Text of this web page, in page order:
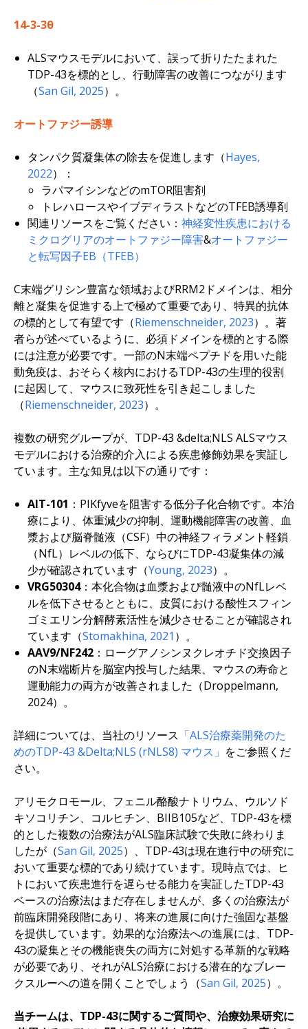
14-3-3θ
ALSマウスモデルにおいて、誤って折りたたまれた
TDP-43を標的とし、行動障害の改善につながります
（San Gil, 2025）。
オートファジー誘導
タンパク質凝集体の除去を促進します（Hayes,
2022）：
ラパマイシンなどのmTOR阻害剤
トレハロースやイブディラストなどのTFEB誘導剤
関連リソースをご覧ください： 神経変性疾患における
ミクログリアのオートファジー障害&オートファジー
と転写因子EB（TFEB）
C末端グリシン豊富な領域およびRRM2ドメインは、相分
離と凝集を促進する上で極めて重要であり、特異的抗体
の標的として有望です（Riemenschneider, 2023）。著
者らが述べているように、必須ドメインを標的とする際
には注意が必要です。一部のN末端ペプチドを用いた能
動免疫は、おそらく核内におけるTDP-43の生理的役割
に起因して、マウスに致死性を引き起こしました
（Riemenschneider, 2023）。
複数の研究グループが、TDP-43 &delta;NLS ALSマウス
モデルにおける治療的介入による疾患修飾効果を実証し
ています。主な知見は以下の通りです：
AIT-101 ：PIKfyveを阻害する低分子化合物です。本治
療により、体重減少の抑制、運動機能障害の改善、血
漿および脳脊髄液（CSF）中の神経フィラメント軽鎖
（NfL）レベルの低下、ならびにTDP-43凝集体の減
少が確認されています（Young, 2023）。
VRG50304：本化合物は血漿および髄液中のNfLレベ
ルを低下させるとともに、皮質における酸性スフィン
ゴミエリン分解酵素活性を減少させることが確認され
ています（Stomakhina, 2021 ）。
AAV9/NF242 ：ローグアノシンヌクレオチド交換因子
のN末端断片を脳室内投与した結果、マウスの寿命と
運動能力の両方が改善されました（Droppelmann,
2024）。
詳細については、当社のリソース 「ALS治療薬開発のた
めのTDP-43 &Delta;NLS (rNLS8) マウス」 をご参照くだ
さい。
アリモクロモール、フェニル酪酸ナトリウム、ウルソド
キソコリチン、コルヒチン、BIIB105など、TDP-43を標
的とした複数の治療法がALS臨床試験で失敗に終わりま
したが（San Gil, 2025）、TDP-43は現在進行中の研究に
おいて重要な標的であり続けています。現時点では、ヒ
トにおいて疾患進行を遅らせる能力を実証したTDP-43
ベースの治療法はまだ存在しませんが、多くの治療法が
前臨床開発段階にあり、将来の進展に向けた強固な基盤
を提供しています。効果的な治療法への進展には、TDP-
43の凝集とその機能喪失の両方に対処する革新的な戦略
が必要であり、それがALS治療における潜在的なブレー
クスルーへの道を開くことでしょう（San Gil, 2025）。
当チームは、TDP-43に関するご質問や、治療効果研究に